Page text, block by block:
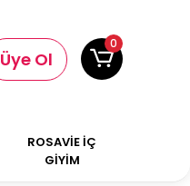
Üye Ol
0
ROSAVİE İÇ
GİYİM